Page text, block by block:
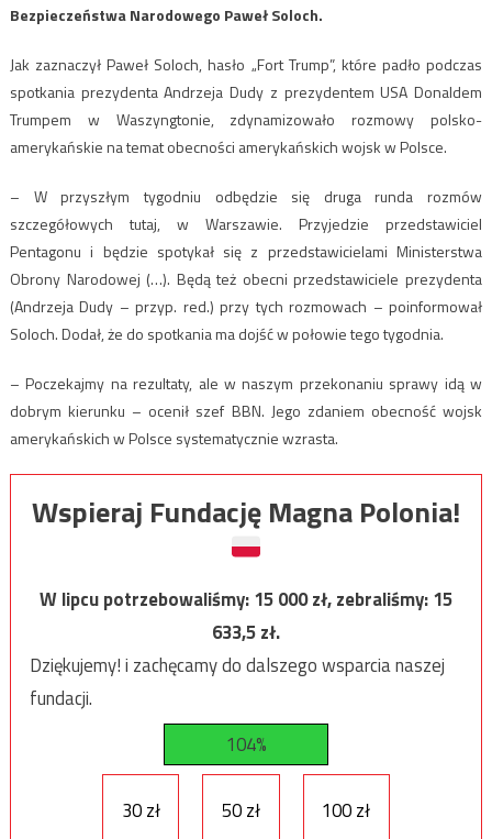
Bezpieczeństwa Narodowego Paweł Soloch.
Jak zaznaczył Paweł Soloch, hasło „Fort Trump”, które padło podczas
spotkania prezydenta Andrzeja Dudy z prezydentem USA Donaldem
Trumpem w Waszyngtonie, zdynamizowało rozmowy polsko-
amerykańskie na temat obecności amerykańskich wojsk w Polsce.
– W przyszłym tygodniu odbędzie się druga runda rozmów
szczegółowych tutaj, w Warszawie. Przyjedzie przedstawiciel
Pentagonu i będzie spotykał się z przedstawicielami Ministerstwa
Obrony Narodowej (…). Będą też obecni przedstawiciele prezydenta
(Andrzeja Dudy – przyp. red.) przy tych rozmowach – poinformował
Soloch. Dodał, że do spotkania ma dojść w połowie tego tygodnia.
– Poczekajmy na rezultaty, ale w naszym przekonaniu sprawy idą w
dobrym kierunku – ocenił szef BBN. Jego zdaniem obecność wojsk
amerykańskich w Polsce systematycznie wzrasta.
Wspieraj Fundację Magna Polonia!
W lipcu potrzebowaliśmy:15 000zł, zebraliśmy:15
633,5zł.
Dziękujemy! i zachęcamy do dalszego wsparcia naszej
fundacji.
104%
30 zł 50 zł 100 zł